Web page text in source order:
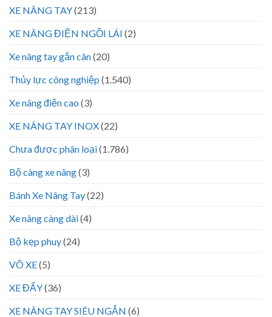
XE NÂNG TAY(213)
XE NÂNG ĐIỆN NGỒI LÁI (2)
Xe nâng tay gắn cân(20)
Thủy lực công nghiệp (1.540)
Xe nâng điện cao (3)
XE NÂNG TAY INOX(22)
Chưa được phân loại(1.786)
Bộ càng xe nâng(3)
Bánh Xe Nâng Tay(22)
Xe nâng càng dài(4)
Bộ kẹp phuy(24)
VÕ XE(5)
XE ĐẨY(36)
XE NÂNG TAY SIÊU NGẮN (6)